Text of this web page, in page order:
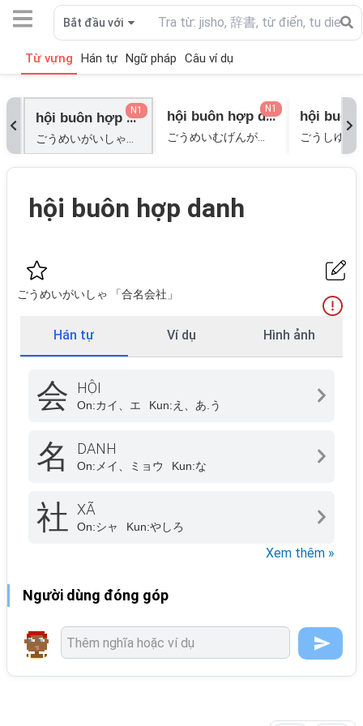
Bắt đầu với
Từ vựng Hán tự Ngữ pháp Câu ví dụ
hội buôn hợp danhN1 hội buôn hợp danh vô hạn
N1
hội buôn hợp danh
ごうめいがいしゃ 「合名会社」
Hán tự Ví dụ Hình ảnh
会 HỘI
On:カイ、エ Kun:え、あ.う
名 DANH
On: メイ、ミョウ Kun:な
社 XÃ
On:シャ Kun:やしろ
Xem thêm »
Người dùng đóng góp